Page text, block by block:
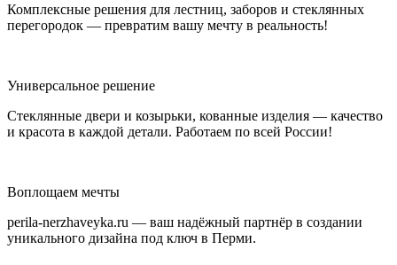
Комплексные решения для лестниц, заборов и стеклянных
перегородок — превратим вашу мечту в реальность!
Универсальное решение
Стеклянные двери и козырьки, кованные изделия — качество
и красота в каждой детали. Работаем по всей России!
Воплощаем мечты
perila-nerzhaveyka.ru — ваш надёжный партнёр в создании
уникального дизайна под ключ в Перми.